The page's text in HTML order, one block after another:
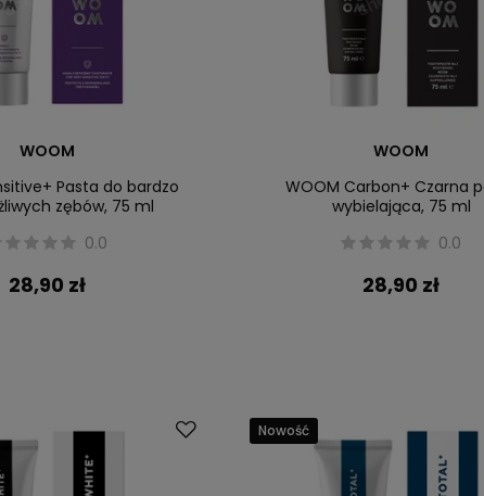
WOOM
Pasta do bardzo
zębów, 75 ml
0.0
28,90 zł
WOOM
WOOM Carbon+ Czarna
wybielająca, 75 ml
0.0
28,90 zł
Nowość